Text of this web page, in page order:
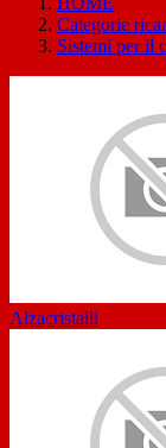
Categorie
Sistemi per il
Alzacristalli